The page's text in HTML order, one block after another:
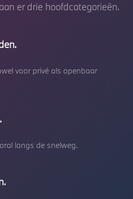
er drie hoofdcategorieën.
voor privé als openbaar
langs de snelweg.